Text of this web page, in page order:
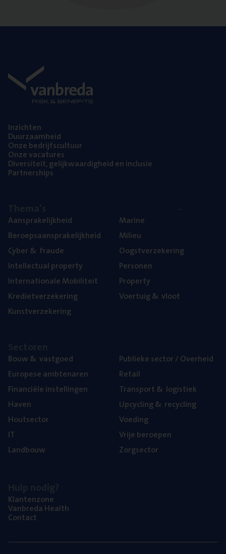
Inzich­ten
Duur­zaam­heid
Onze bedrijfs­cul­tuur
Onze vaca­tu­res
Diver­si­teit, gelijk­waar­dig­heid en inclusie
Part­ner­ships
Aan­spra­ke­lijk­heid
Beroeps­aan­spra­ke­lijk­heid
Cyber& fraude
Intel­lec­tu­al property
Inter­na­ti­o­na­le Mobiliteit
Kre­diet­ver­ze­ke­ring
Kunst­ver­ze­ke­ring
Mari­ne
Mili­eu
Oogst­ver­ze­ke­ring
Per­so­nen
Pro­per­ty
Voer­tuig& vloot
Bouw& vastgoed
Euro­pe­se ambtenaren
Finan­ci­ë­le instellingen
Haven
Hout­sec­tor
IT
Land­bouw
Publie­ke sec­tor / Overheid
Retail
Trans­port& logistiek
Upcy­cling& recycling
Voe­ding
Vrije beroe­pen
Zorg­sec­tor
Klan­ten­zo­ne
Van­b­re­da Health
Con­tact